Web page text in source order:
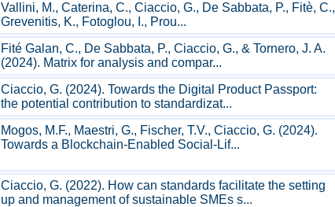
Vallini, M., Caterina, C., Ciaccio, G., De Sabbata, P., Fitè, C.,
Grevenitis, K., Fotoglou, I., Prou...
Fité Galan, C., De Sabbata, P., Ciaccio, G., & Tornero, J. A.
(2024). Matrix for analysis and compar...
Ciaccio, G. (2024). Towards the Digital Product Passport:
the potential contribution to standardizat...
Mogos, M.F., Maestri, G., Fischer, T.V., Ciaccio, G. (2024).
Towards a Blockchain-Enabled Social-Lif...
Ciaccio, G. (2022). How can standards facilitate the setting
up and management of sustainable SMEs s...